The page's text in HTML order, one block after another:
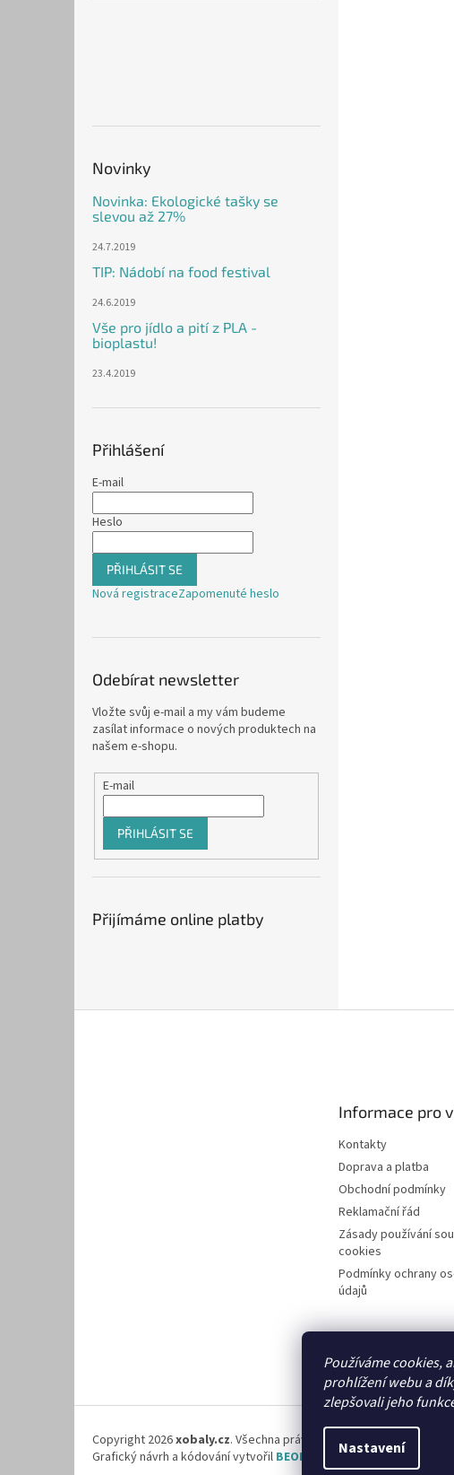
Používáme cookies,
prohlížení webu a
zlepšovali jeho
Nastavení
Novinky
Novinka: Ekologické tašky se
slevou až 27%
24.7.2019
TIP: Nádobí na food festival
24.6.2019
Vše pro jídlo a pití z PLA -
bioplastu!
23.4.2019
Přihlášení
E-mail
Heslo
PŘIHLÁSIT SE
Nová registraceZapomenuté heslo
Odebírat newsletter
Vložte svůj e-mail a my vám budeme
zasílat informace o nových produktech na
našem e-shopu.
E-mail
PŘIHLÁSIT SE
Přijímáme online platby
Informace pro
Kontakty
Doprava a platba
Obchodní podmínky
Reklamační řád
Zásady používání
cookies
Podmínky ochrany
údajů
Copyright 2026xobaly.cz. Všechna práva vyhrazena.
Grafický návrh a kódování vytvořil BEOM.cz